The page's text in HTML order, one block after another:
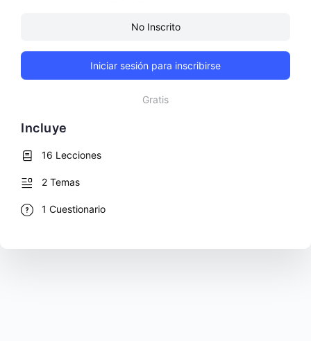
No Inscrito
Iniciar sesión para inscribirse
Gratis
Incluye
16 Lecciones
2 Temas
1 Cuestionario